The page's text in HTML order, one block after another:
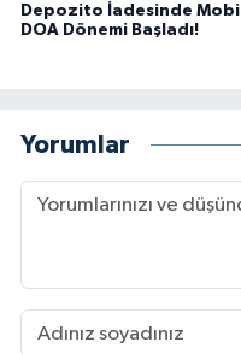
Depozito İadesinde Mobil
DOA Dönemi Başladı!
Yorumlar